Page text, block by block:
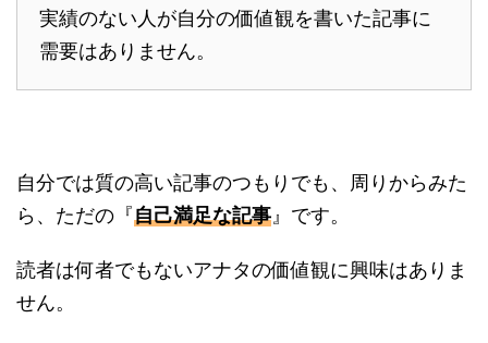
実績のない人が自分の価値観を書いた記事に
需要はありません。
自分では質の高い記事のつもりでも、周りからみた
ら、ただの『自己満足な記事 』です。
読者は何者でもないアナタの価値観に興味はありま
せん。